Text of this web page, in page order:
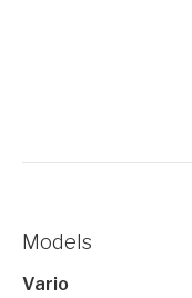
Models
Vario